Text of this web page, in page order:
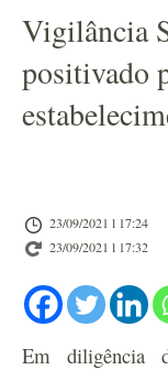
Vigilância
positivado
23/09/2021 l 17:24
23/09/2021 l 17:32
Em diligência